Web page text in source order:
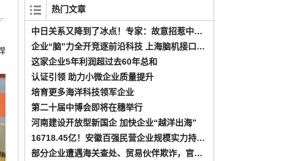
热门文章
中日关系又降到了冰点！专家：故意招惹中国，其实别有用心
企业“脑”力全开竞逐前沿科技 上海脑机接口产业全链条创新启航
这家企业5年利润超过去60年总和
认证引领 助力小微企业质量提升
培育更多海洋科技领军企业
第二十届中博会即将在穗举行
河南建设开放型新国企 加快企业“越洋出海”
16718.45亿！安徽百强民营企业规模实力持续增强
部分企业遭遇海关查处、贸易伙伴欺诈，官方发布提示：防范泰国国际贸易风险